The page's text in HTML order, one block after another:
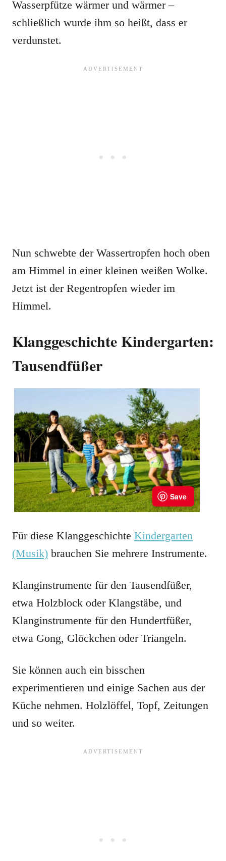
Wasserpfütze wärmer und wärmer –
schließlich wurde ihm so heißt, dass er
verdunstet.
Nun schwebte der Wassertropfen hoch oben
am Himmel in einer kleinen weißen Wolke.
Jetzt ist der Regentropfen wieder im
Himmel.
Klanggeschichte Kindergarten:
Tausendfüßer
Für diese Klanggeschichte Kindergarten
(Musik) brauchen Sie mehrere Instrumente.
Klanginstrumente für den Tausendfüßer,
etwa Holzblock oder Klangstäbe, und
Klanginstrumente für den Hundertfüßer,
etwa Gong, Glöckchen oder Triangeln.
Sie können auch ein bisschen
experimentieren und einige Sachen aus der
Küche nehmen. Holzlöffel, Topf, Zeitungen
und so weiter.